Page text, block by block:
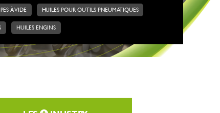
À VIDE HUILES POUR OUTILS PNEUMATIQUES
HUILES ENGINS